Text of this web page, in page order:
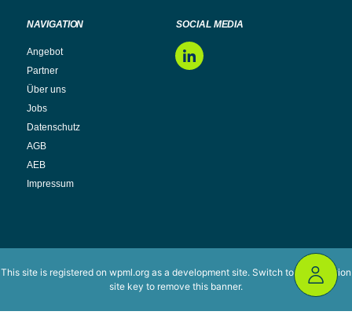
NAVIGATION
Angebot
Partner
Über uns
Jobs
Datenschutz
AGB
AEB
Impressum
SOCIAL MEDIA
LinkedIn
This site is registered on wpml.org as a development site. Switch to a production
site key to remove this banner.